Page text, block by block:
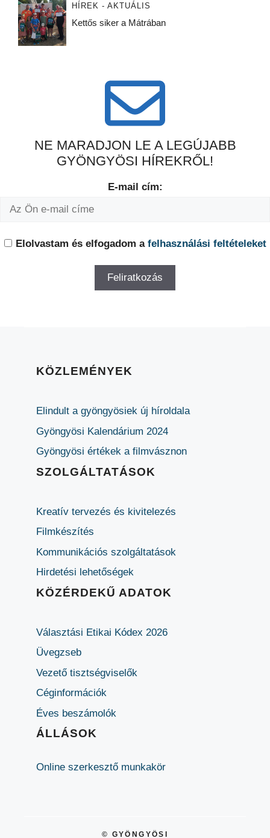
HÍREK - AKTUÁLIS
Kettős siker a Mátrában
NE MARADJON LE A LEGÚJABB
GYÖNGYÖSI HÍREKRŐL!
E-mail cím:
Elolvastam és elfogadom a felhasználási feltételeket
KÖZLEMÉNYEK
Elindult a gyöngyösiek új híroldala
Gyöngyösi Kalendárium 2024
Gyöngyösi értékek a filmvásznon
SZOLGÁLTATÁSOK
Kreatív tervezés és kivitelezés
Filmkészítés
Kommunikációs szolgáltatások
Hirdetési lehetőségek
KÖZÉRDEKŰ ADATOK
Választási Etikai Kódex 2026
Üvegzseb
Vezető tisztségviselők
Céginformációk
Éves beszámolók
ÁLLÁSOK
Online szerkesztő munkakör
© GYÖNGYÖSI